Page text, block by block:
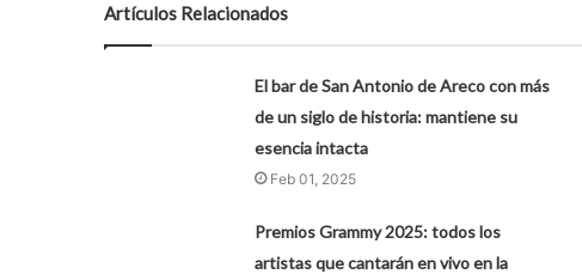
Artículos Relacionados
El bar de San Antonio de Areco con más
de un siglo de historia: mantiene su
esencia intacta
Feb 01, 2025
Premios Grammy 2025: todos los
artistas que cantarán en vivo en la